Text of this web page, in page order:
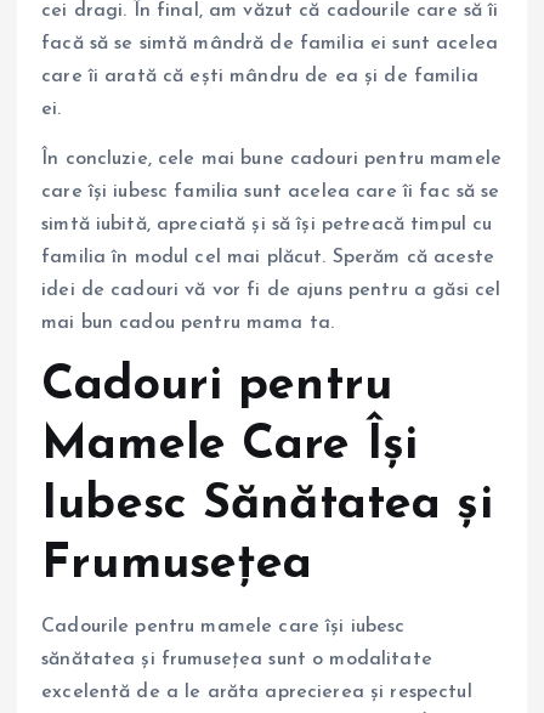
cei dragi. În final, am văzut că cadourile care să îi
facă să se simtă mândră de familia ei sunt acelea
care îi arată că ești mândru de ea și de familia
ei.
În concluzie, cele mai bune cadouri pentru mamele
care își iubesc familia sunt acelea care îi fac să se
simtă iubită, apreciată și să își petreacă timpul cu
familia în modul cel mai plăcut. Sperăm că aceste
idei de cadouri vă vor fi de ajuns pentru a găsi cel
mai bun cadou pentru mama ta.
Cadouri pentru
Mamele Care Își
Iubesc Sănătatea și
Frumusețea
Cadourile pentru mamele care își iubesc
sănătatea și frumusețea sunt o modalitate
excelentă de a le arăta aprecierea și respectul